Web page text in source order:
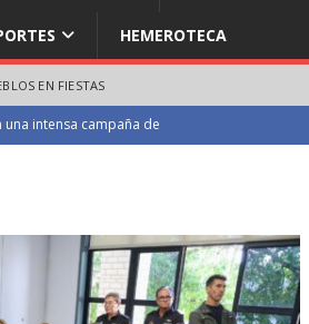
HEMEROTECA
EN FIESTAS
Fiestas de Turís
a sus principales
AGENDA
de 137